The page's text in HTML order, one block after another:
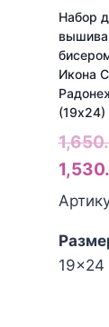
Набор
Икона
(19х24)
19x24